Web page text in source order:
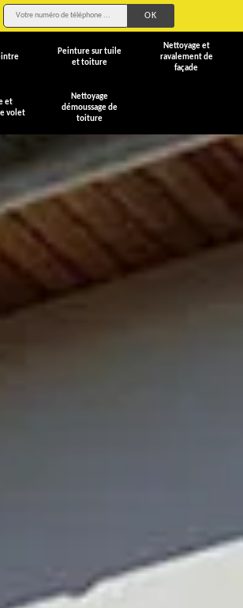
Peinture sur tuile
et toiture
Nettoyage et
ravalement de
façade
et
volet
Nettoyage
démoussage de
toiture